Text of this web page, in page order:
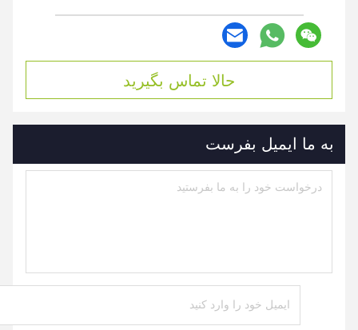
حالا تماس بگیرید
به ما ایمیل بفرست